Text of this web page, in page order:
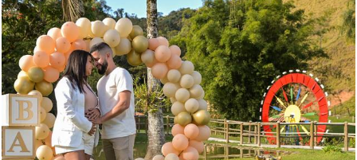
1016 0